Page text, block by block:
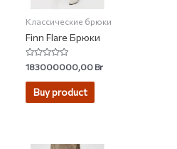
Классические брюки
Finn Flare Брюки
Rated
0
out
183000000,00Br
Buy product